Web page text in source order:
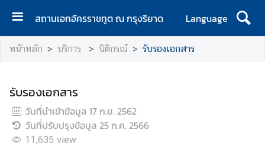
สถานเอกอัครราชทูต ณ กรุงริยาด
Language
ห
น้
ร
ก
ข่
หน้าหลัก บริการ นิติกรณ์ รับรองเอกสาร
รับรองเอกสาร
วันที่นำเข้าข้อมูล 17 ก.ย. 2562
วันที่ปรับปรุงข้อมูล 25 ก.ค. 2566
11,635 view